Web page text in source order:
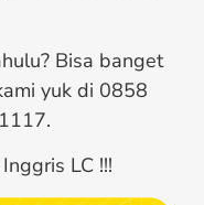
Bisa banget
yuk di 0858
LC !!!